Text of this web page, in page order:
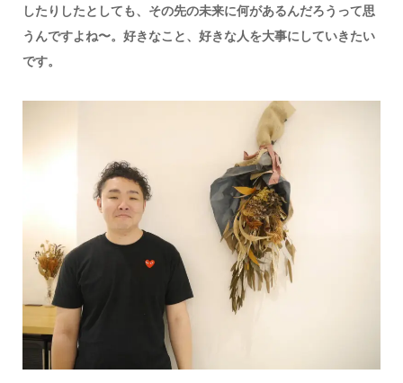
したりしたとしても、その先の未来に何があるんだろうって思
うんですよね〜。好きなこと、好きな人を大事にしていきたい
です。